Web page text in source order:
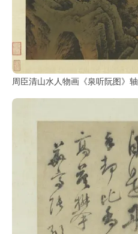
周臣清山水人物画《泉听阮图》轴